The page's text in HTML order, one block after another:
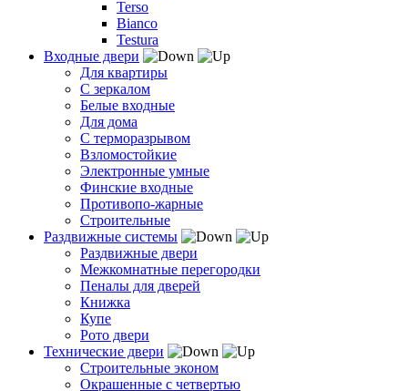
Terso
Bianco
Testura
Входные двери
Для квартиры
С зеркалом
Белые входные
Для дома
С терморазрывом
Взломостойкие
Электронные умные
Финские входные
Противопо-жарные
Строительные
Раздвижные системы
Раздвижные двери
Межкомнатные перегородки
Пеналы для дверей
Книжка
Купе
Рото двери
Технические двери
Строительные эконом
Окрашенные с четвертью